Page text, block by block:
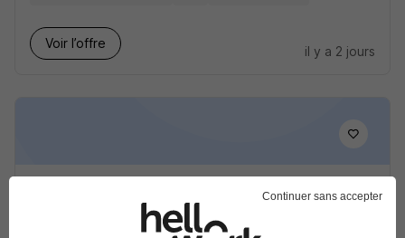
Voir l’offre
il y a 2 jours
Mécanicien Démonteur Dépollueur
Automobile H/F
Norman 50 Interim - Saint-Hilaire-du-Harcouët
Continuer sans accepter